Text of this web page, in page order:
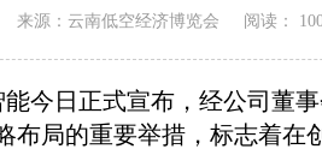
来源：云南低空经济博览会 阅读：
今日正式宣布，经公司董
布局的重要举措，标志着